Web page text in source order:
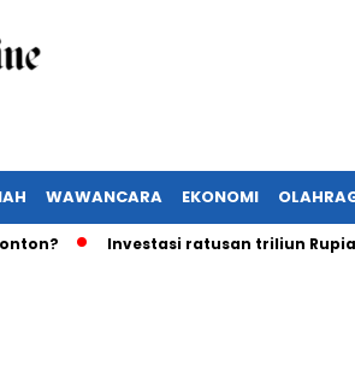
WAWANCARA EKONOMI
Investasi ratusan triliun Rupiah